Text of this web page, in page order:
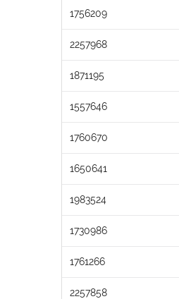
1756209
2257968
1871195
1557646
1760670
1650641
1983524
1730986
1761266
2257858